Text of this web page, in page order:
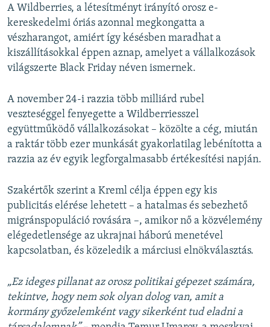
A Wildberries, a létesítményt irányító orosz e-
kereskedelmi óriás azonnal megkongatta a
vészharangot, amiért így késésben maradhat a
kiszállításokkal éppen aznap, amelyet a vállalkozások
világszerte Black Friday néven ismernek.
A november 24-i razzia több milliárd rubel
veszteséggel fenyegette a Wildberriesszel
együttműködő vállalkozásokat – közölte a cég, miután
a raktár több ezer munkását gyakorlatilag lebénította a
razzia az év egyik legforgalmasabb értékesítési napján.
Szakértők szerint a Kreml célja éppen egy kis
publicitás elérése lehetett – a hatalmas és sebezhető
migránspopuláció rovására –, amikor nő a közvélemény
elégedetlensége az ukrajnai háború menetével
kapcsolatban, és közeledik a márciusi elnökválasztás.
„Ez ideges pillanat az orosz politikai gépezet számára,
tekintve, hogy nem sok olyan dolog van, amit a
kormány győzelemként vagy sikerként tud eladni a